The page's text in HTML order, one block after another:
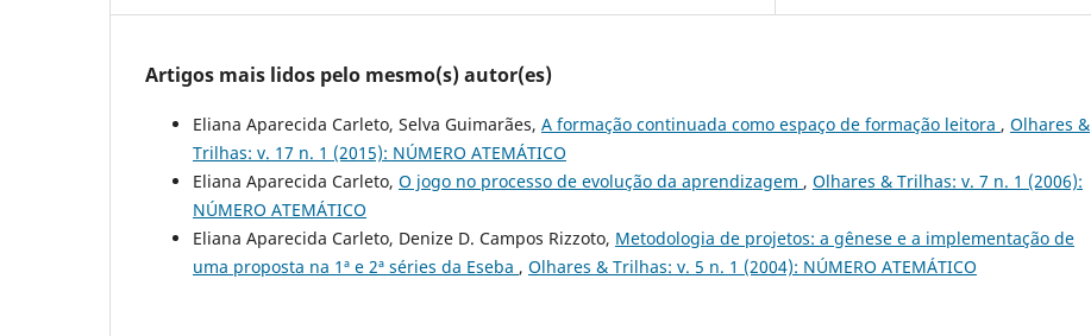
Artigos mais lidos pelo mesmo(s) autor(es)
Eliana Aparecida Carleto, Selva Guimarães, A formação continuada como espaço de formação leitora , Olhares &
Trilhas: v. 17 n. 1 (2015): NÚMERO ATEMÁTICO
Eliana Aparecida Carleto, O jogo no processo de evolução da aprendizagem , Olhares & Trilhas: v. 7 n. 1 (2006):
NÚMERO ATEMÁTICO
Eliana Aparecida Carleto, Denize D. Campos Rizzoto, Metodologia de projetos: a gênese e a implementação de
uma proposta na 1ª e 2ª séries da Eseba , Olhares & Trilhas: v. 5 n. 1 (2004): NÚMERO ATEMÁTICO